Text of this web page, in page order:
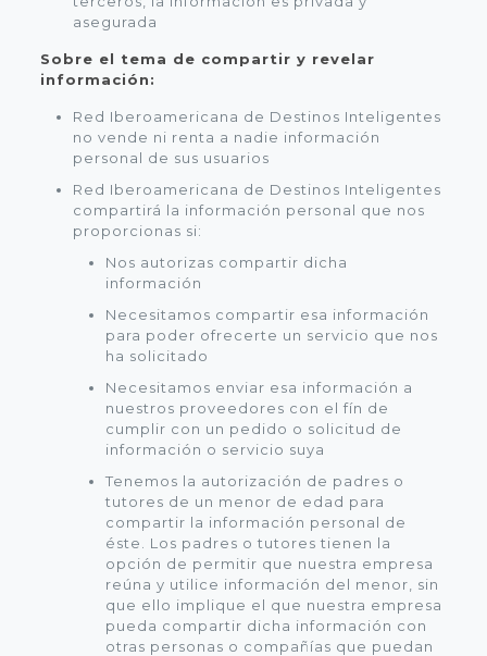
asegurada
Sobre el tema de compartir y revelar
información:
Red Iberoamericana de Destinos Inteligentes
no vende ni renta a nadie información
personal de sus usuarios
Red Iberoamericana de Destinos Inteligentes
compartirá la información personal que nos
proporcionas si:
Nos autorizas compartir dicha
información
Necesitamos compartir esa información
para poder ofrecerte un servicio que nos
ha solicitado
Necesitamos enviar esa información a
nuestros proveedores con el fín de
cumplir con un pedido o solicitud de
información o servicio suya
Tenemos la autorización de padres o
tutores de un menor de edad para
compartir la información personal de
éste. Los padres o tutores tienen la
opción de permitir que nuestra empresa
reúna y utilice información del menor, sin
que ello implique el que nuestra empresa
pueda compartir dicha información con
otras personas o compañías que puedan